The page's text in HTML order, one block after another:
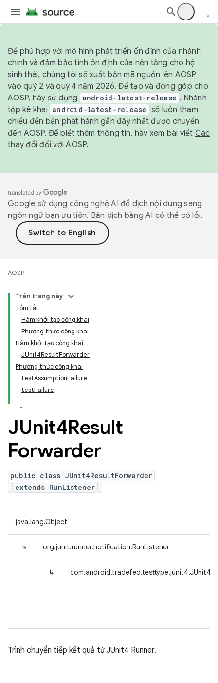
Để phù hợp với mô hình phát triển ổn định của nhánh
chính và đảm bảo tính ổn định của nền tảng cho hệ
sinh thái, chúng tôi sẽ xuất bản mã nguồn lên AOSP
vào quý 2 và quý 4 năm 2026. Để tạo và đóng góp cho
AOSP, hãy sử dụng
android-latest-release . Nhánh
tệp kê khai android-latest-release sẽ luôn tham
chiếu đến bản phát hành gần đây nhất được chuyển
đến AOSP. Để biết thêm thông tin, hãy xem bài viết Các
thay đổi đối với AOSP.
Google sử dụng công nghệ AI để dịch nội dung sang
ngôn ngữ bạn ưu tiên. Bản dịch bằng AI có thể có lỗi.
AOSP
Trên trang này
Tóm tắt
Hàm khởi tạo công khai
Phương thức công khai
Hàm khởi tạo công khai
JUnit4ResultForwarder
Phương thức công khai
testAssumptionFailure
testFailure
JUnit4Result
Forwarder
public class JUnit4ResultForwarder
extends RunListener
java.lang.Object
↳ org.junit.runner.notification.RunListener
↳
Trình chuyển tiếp kết quả từ JUnit4 Runner.